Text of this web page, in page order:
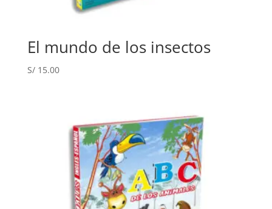
El mundo de los insectos
S/15.00